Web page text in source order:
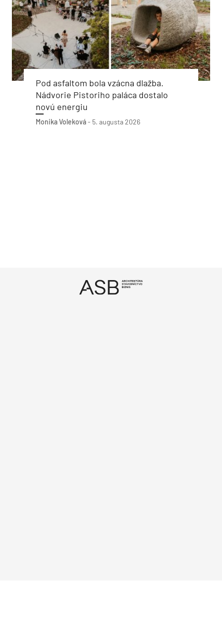
Pod asfaltom bola vzácna dlažba.
Nádvorie Pistoriho paláca dostalo
novú energiu
Monika Voleková- 5. augusta 2026